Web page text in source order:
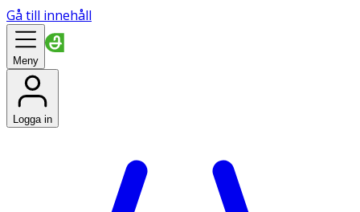
Gå till innehåll
Meny
Logga in